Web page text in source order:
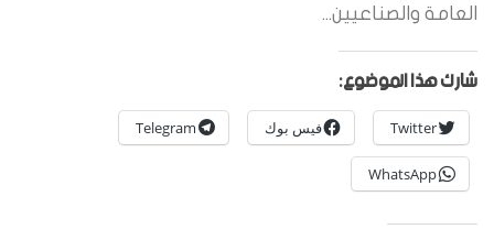
العامة والصناعيين...
شارك هذا الموضوع:
Twitter فيس بوك Telegram
WhatsApp